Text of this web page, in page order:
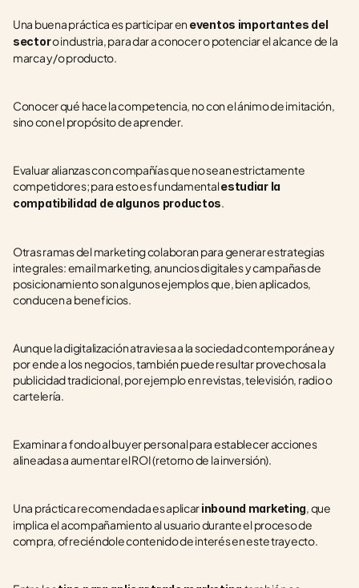
Una buena práctica es participar en eventos importantes del
sector o industria, para dar a conocer o potenciar el alcance de la
marca y/o producto.
Conocer qué hace la competencia, no con el ánimo de imitación,
sino con el propósito de aprender.
Evaluar alianzas con compañías que no sean estrictamente
competidores; para esto es fundamental estudiar la
compatibilidad de algunos productos.
Otras ramas del marketing colaboran para generar estrategias
integrales: email marketing, anuncios digitales y campañas de
posicionamiento son algunos ejemplos que, bien aplicados,
conducen a beneficios.
Aunque la digitalización atraviesa a la sociedad contemporánea y
por ende a los negocios, también puede resultar provechosa la
publicidad tradicional, por ejemplo en revistas, televisión, radio o
cartelería.
Examinar a fondo al buyer personal para establecer acciones
alineadas a aumentar el ROI (retorno de la inversión).
Una práctica recomendada es aplicar inbound marketing, que
implica el acompañamiento al usuario durante el proceso de
compra, ofreciéndole contenido de interés en este trayecto.